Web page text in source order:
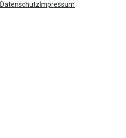
Datenschutz Impressum